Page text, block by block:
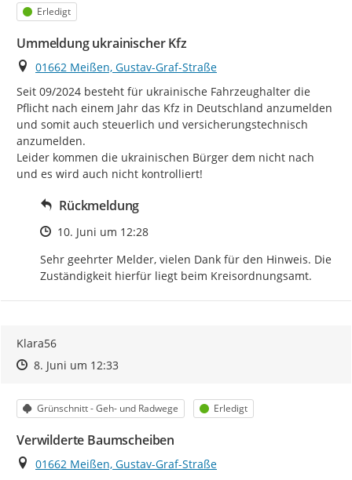
Status
Erledigt
Ummeldung ukrainischer Kfz
Ort
01662 Meißen, Gustav-Graf-Straße
Seit 09/2024 besteht für ukrainische Fahrzeughalter die
Pflicht nach einem Jahr das Kfz in Deutschland anzumelden
und somit auch steuerlich und versicherungstechnisch
anzumelden.
Leider kommen die ukrainischen Bürger dem nicht nach
und es wird auch nicht kontrolliert!
Rückmeldung
Zeitpunkt des Erstellens
10. Juni um 12:28
Sehr geehrter Melder, vielen Dank für den Hinweis. Die
Zuständigkeit hierfür liegt beim Kreisordnungsamt.
Klara56
Zeitpunkt des Erstellens
Zeitpunkt des Erstellens
8. Juni um 12:33Zur Äußerung
Kategorie
Grünschnitt - Geh- und Radwege Status
Erledigt
Verwilderte Baumscheiben
Ort
01662 Meißen, Gustav-Graf-Straße